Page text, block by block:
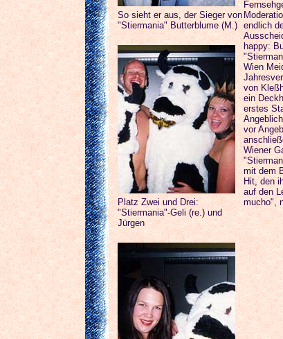
So sieht er aus, der Sieger von
"Stiermania" Butterblume (M.)
Platz Zwei und Drei:
"Stiermania"-Geli (re.) und
Jürgen
endlich
happy:
Wien
von
ein
erstes
vor
Wiener
mit dem
Hit, den
auf den
mucho",